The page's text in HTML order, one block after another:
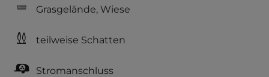
Grasgelände, Wiese
teilweise Schatten
Stromanschluss